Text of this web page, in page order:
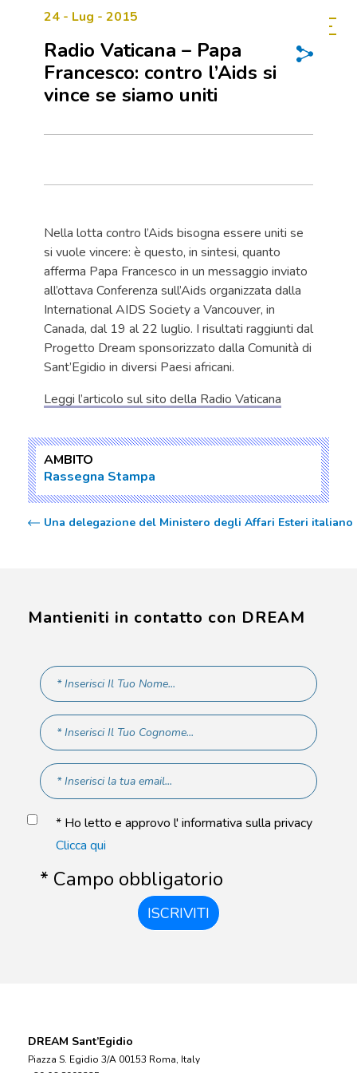
24 - Lug - 2015
Radio Vaticana – Papa
Francesco: contro l’Aids si
vince se siamo uniti
Nella lotta contro l’Aids bisogna essere uniti se
si vuole vincere: è questo, in sintesi, quanto
afferma Papa Francesco in un messaggio inviato
all’ottava Conferenza sull’Aids organizzata dalla
International AIDS Society a Vancouver, in
Canada, dal 19 al 22 luglio. I risultati raggiunti dal
Progetto Dream sponsorizzato dalla Comunità di
Sant’Egidio in diversi Paesi africani.
Leggi l’articolo sul sito della Radio Vaticana
AMBITO
Rassegna Stampa
Una delegazione del Ministero degli Affari Esteri italiano
Mantieniti in contatto con DREAM
* Ho letto e approvo l' informativa sulla privacy
Clicca qui
* Campo obbligatorio
ISCRIVITI
DREAM Sant’Egidio
Piazza S. Egidio 3/A 00153 Roma, Italy